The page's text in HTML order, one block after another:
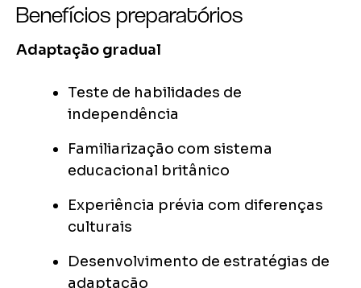
Benefícios preparatórios
Adaptação gradual
Teste de habilidades de
independência
Familiarização com sistema
educacional britânico
Experiência prévia com diferenças
culturais
Desenvolvimento de estratégias de
adaptação